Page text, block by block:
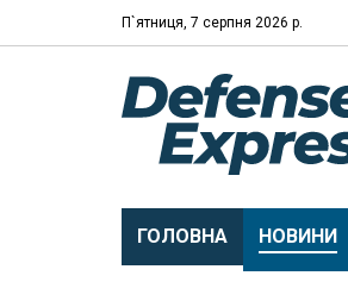
П`ятниця, 7 серпня 2026 р.
ГОЛОВНА НОВИНИ